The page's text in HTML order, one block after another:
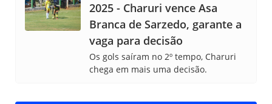
2025 - Charuri vence Asa
Branca de Sarzedo, garante a
vaga para decisão
Os gols saíram no 2º tempo, Charuri
chega em mais uma decisão.